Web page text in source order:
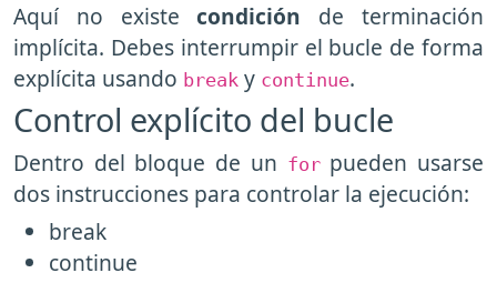
Aquí no existecondición de terminación
implícita. Debes interrumpir el bucle de forma
explícita usando break y continue.
Control explícito del bucle
Dentro del bloque de un forpueden usarse
dos instrucciones para controlar la ejecución:
break
continue